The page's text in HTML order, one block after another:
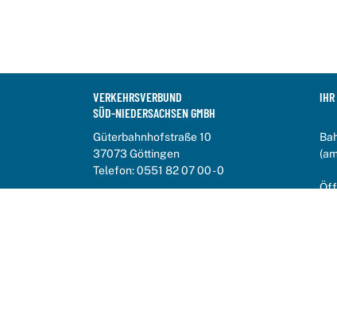
VERKEHRSVERBUND
SÜD-NIEDERSACHSEN GMBH
Güterbahnhofstraße 10
37073 Göttingen
Telefon:0551 82 07 00 - 0
IHR